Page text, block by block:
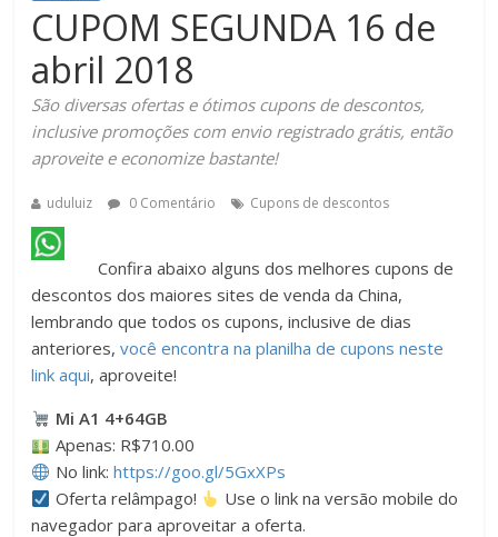
CUPOM SEGUNDA 16 de
abril 2018
São diversas ofertas e ótimos cupons de descontos,
inclusive promoções com envio registrado grátis, então
aproveite e economize bastante!
uduluiz 0 Comentário Cupons de descontos
Confira abaixo alguns dos melhores cupons de
descontos dos maiores sites de venda da China,
lembrando que todos os cupons, inclusive de dias
anteriores, você encontra na planilha de cupons neste
link aqui, aproveite!
Mi A1 4+64GB
Apenas: R$710.00
No link: https://goo.gl/5GxXPs
Oferta relâmpago!
Use o link na versão mobile do
navegador para aproveitar a oferta.